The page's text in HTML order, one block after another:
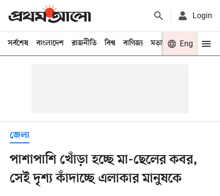
Login
সর্বশেষ বাংলাদেশ রাজনীতি বিশ্ব বাণিজ্য মতামত খেলা
Eng
জেলা
পাশাপাশি খোঁড়া হচ্ছে মা-ছেলের কবর,
সেই দৃশ্য কাঁদাচ্ছে এলাকার মানুষকে